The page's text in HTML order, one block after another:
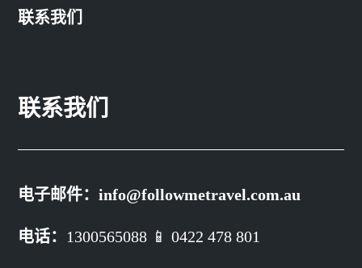
联系我们
联系我们
电子邮件：info@followmetravel.com.au
电话： 1300565088 📱 0422 478 801